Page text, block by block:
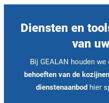
Diensten en
van
Bij GEALAN houden
behoeften van de
dienstenaanbod hier